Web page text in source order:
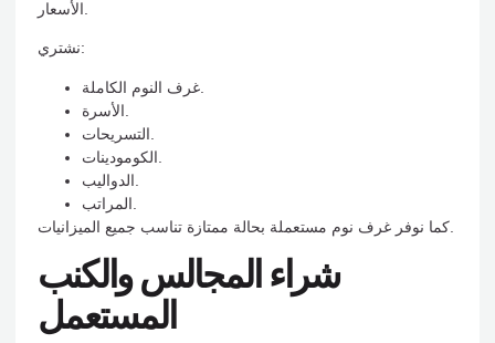
نشتري:
شراء المجالس والكنب
المستعمل